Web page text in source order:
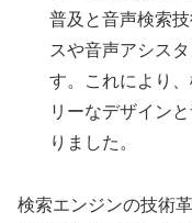
普及と音声検索
スや音声アシス
す。これにより
リーなデザイン
りました。
検索エンジンの技術